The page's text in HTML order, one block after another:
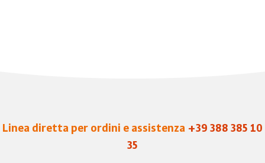
Linea diretta per ordini e assistenza +39 388 385 10
35